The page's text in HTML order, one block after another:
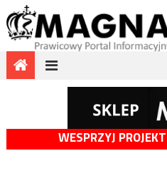
WESPRZYJ